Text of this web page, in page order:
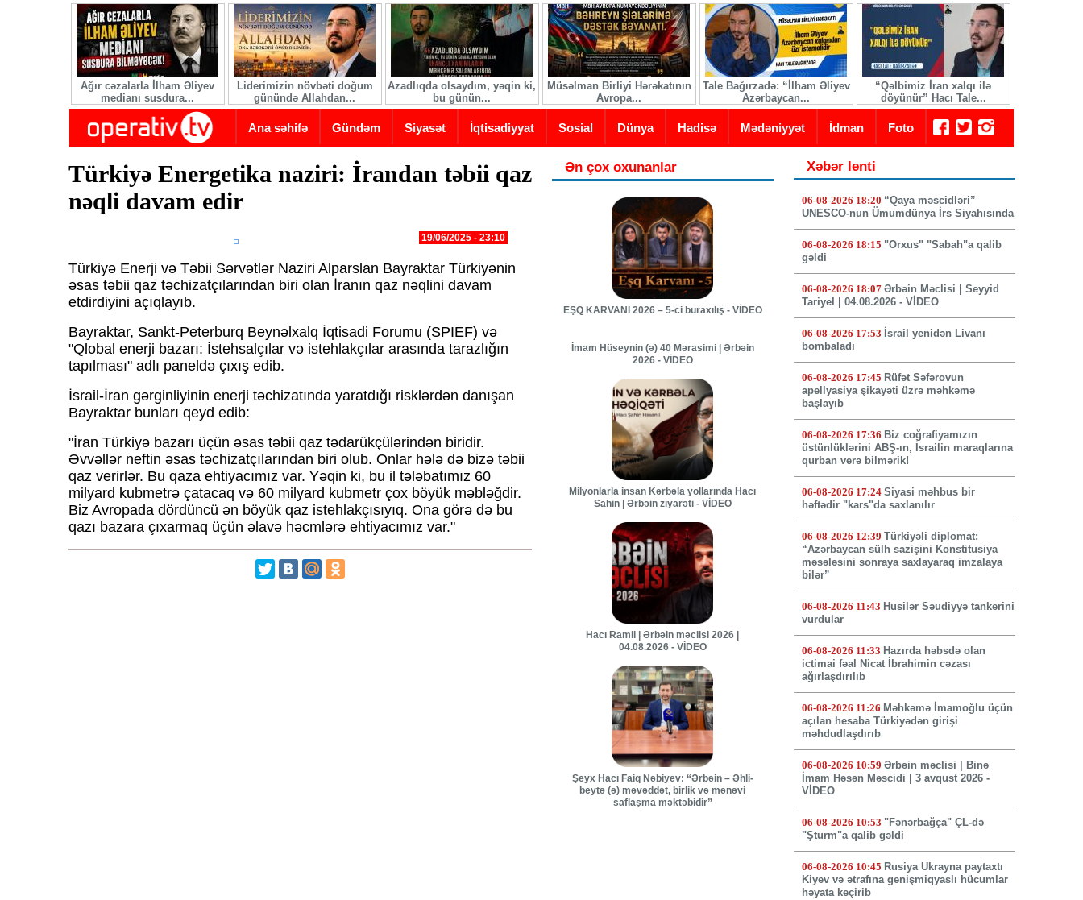
Skip to main content
Ağır cəzalarla İlham Əliyev
medianı susdura...
Liderimizin növbəti doğum
günündə Allahdan...
Azadlıqda olsaydım, yəqin ki,
bu günün...
Müsəlman Birliyi Hərəkatının
Avropa...
Tale Bağırzadə: “İlham Əliyev
Azərbaycan...
“Qəlbimiz İran xalqı ilə
döyünür” Hacı Tale...
Ana səhifə Gündəm Siyasət İqtisadiyyat Sosial Dünya Hadisə Mədəniyyət İdman Foto
Türkiyə Energetika naziri: İrandan təbii qaz
nəqli davam edir
19/06/2025 - 23:10
Türkiyə Enerji və Təbii Sərvətlər Naziri Alparslan Bayraktar Türkiyənin
əsas təbii qaz təchizatçılarından biri olan İranın qaz nəqlini davam
etdirdiyini açıqlayıb.
Bayraktar, Sankt-Peterburq Beynəlxalq İqtisadi Forumu (SPIEF) və
"Qlobal enerji bazarı: İstehsalçılar və istehlakçılar arasında tarazlığın
tapılması" adlı paneldə çıxış edib.
İsrail-İran gərginliyinin enerji təchizatında yaratdığı risklərdən danışan
Bayraktar bunları qeyd edib:
"İran Türkiyə bazarı üçün əsas təbii qaz tədarükçülərindən biridir.
Əvvəllər neftin əsas təchizatçılarından biri olub. Onlar hələ də bizə təbii
qaz verirlər. Bu qaza ehtiyacımız var. Yəqin ki, bu il tələbatımız 60
milyard kubmetrə çatacaq və 60 milyard kubmetr çox böyük məbləğdir.
Biz Avropada dördüncü ən böyük qaz istehlakçısıyıq. Ona görə də bu
qazı bazara çıxarmaq üçün əlavə həcmlərə ehtiyacımız var."
Ən çox oxunanlar
EŞQ KARVANI 2026 – 5-ci buraxılış - VİDEO
İmam Hüseynin (ə) 40 Mərasimi | Ərbəin
2026 - VİDEO
Milyonlarla insan Kərbəla yollarında Hacı
Sahin | Ərbəin ziyarəti - VİDEO
Hacı Ramil | Ərbəin məclisi 2026 |
04.08.2026 - VİDEO
Şeyx Hacı Faiq Nəbiyev: “Ərbəin – Əhli-
beytə (ə) məvəddət, birlik və mənəvi
saflaşma məktəbidir”
Xəbər lenti
06-08-2026 18:20 “Qaya məscidləri”
UNESCO-nun Ümumdünya İrs Siyahısında
06-08-2026 18:15 "Orxus" "Sabah"a qalib
gəldi
06-08-2026 18:07 Ərbəin Məclisi | Seyyid
Tariyel | 04.08.2026 - VİDEO
06-08-2026 17:53 İsrail yenidən Livanı
bombaladı
06-08-2026 17:45 Rüfət Səfərovun
apellyasiya şikayəti üzrə məhkəmə
başlayıb
06-08-2026 17:36 Biz coğrafiyamızın
üstünlüklərini ABŞ-ın, İsrailin maraqlarına
qurban verə bilmərik!
06-08-2026 17:24 Siyasi məhbus bir
həftədir "kars"da saxlanılır
06-08-2026 12:39 Türkiyəli diplomat:
“Azərbaycan sülh sazişini Konstitusiya
məsələsini sonraya saxlayaraq imzalaya
bilər”
06-08-2026 11:43 Husilər Səudiyyə tankerini
vurdular
06-08-2026 11:33 Hazırda həbsdə olan
ictimai fəal Nicat İbrahimin cəzası
ağırlaşdırılıb
06-08-2026 11:26 Məhkəmə İmamoğlu üçün
açılan hesaba Türkiyədən girişi
məhdudlaşdırıb
06-08-2026 10:59 Ərbəin məclisi | Binə
İmam Həsən Məscidi | 3 avqust 2026 -
VİDEO
06-08-2026 10:53 "Fənərbağça" ÇL-də
"Şturm"a qalib gəldi
06-08-2026 10:45 Rusiya Ukrayna paytaxtı
Kiyev və ətrafına genişmiqyaslı hücumlar
həyata keçirib